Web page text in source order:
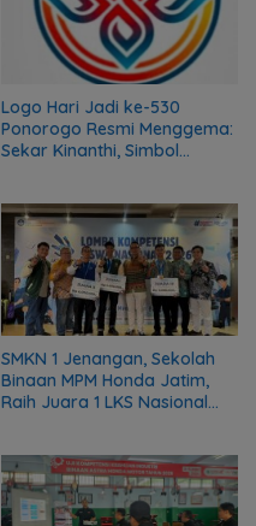
Logo Hari Jadi ke-530
Ponorogo Resmi Menggema:
Sekar Kinanthi, Simbol
SMKN 1 Jenangan, Sekolah
Binaan MPM Honda Jatim,
Raih Juara 1 LKS Nasional